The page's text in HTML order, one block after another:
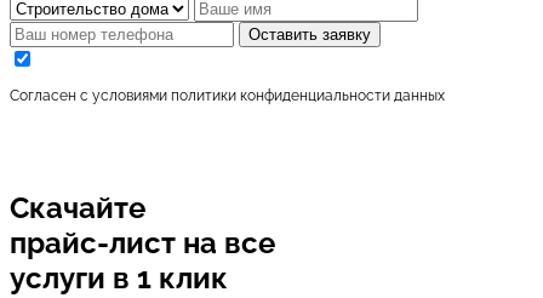
Оставить заявку
Cогласен с условиями политики конфиденциальности данных
Скачайте
прайс-лист на все
услуги в 1 клик